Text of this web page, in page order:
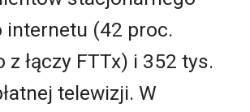
internetu (42 proc.
z łączy FTTx) i 352 tys.
telewizji. W